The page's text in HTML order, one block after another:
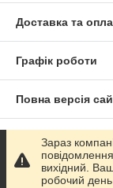
Доставка та
Графік роботи
Повна версія
Сайт створено
Політика
Зараз
вихідний.
робочий день.